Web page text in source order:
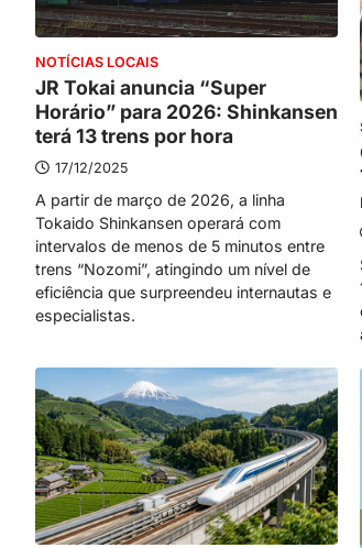
NOTÍCIAS LOCAIS
JR Tokai anuncia “Super
Horário” para 2026: Shinkansen
terá 13 trens por hora
17/12/2025
A partir de março de 2026, a linha
Tokaido Shinkansen operará com
intervalos de menos de 5 minutos entre
trens “Nozomi”, atingindo um nível de
eficiência que surpreendeu internautas e
especialistas.